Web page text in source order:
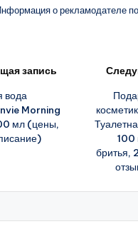
о рекламодателе
запись
вода
Morning
мл (цены,
100
бритья,